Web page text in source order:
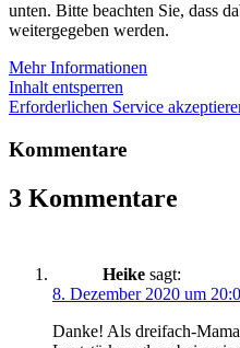
unten. Bitte beachten Sie, dass
weitergegeben werden.
Mehr Informationen
Inhalt entsperren
Erforderlichen Service
Kommentare
3 Kommentare
Heike sagt:
8. Dezember 2020 um
Danke! Als dreifach-